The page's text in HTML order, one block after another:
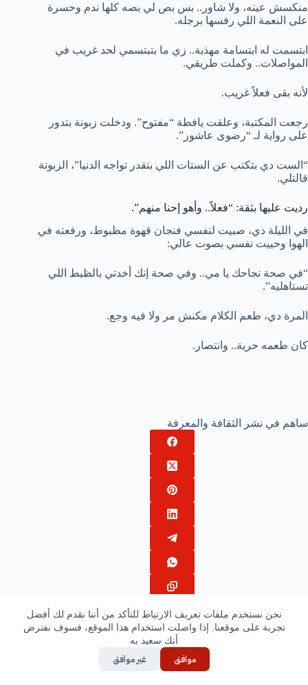
نحن نستخدم ملفات تعريف الارتباط للتأكد من أننا نقدم لك أفضل
تجربة على موقعنا. إذا واصلت استخدام هذا الموقع، فسوف نفترض
أنك سعيد به
موافق غير موافق
منكسش عينه، ولا شاور.. بس بص لي بصه كلها ندم وحسرة
على النعمة اللي رفسها برجله.
ابتسمت له ابتسامة مهذبة.. زي ما بتبتسمي لحد غريب في
المواصلات.. وكملت طريقي.
لأنه بقى فعلاً غريب.
رجعت المكتبة، وعلقت يافطة “مفتوح”. ودخلت زبونة بتدور
على رواية لـ “رضوى عاشور”.
“الست دي بتكتب عن الستات اللي بتقدر تواجه الدنيا”، الزبونة
قالتلي.
رديت عليها بثقة: “فعلاً.. وأهو إحنا منهم”.
في الليلة دي، صبيت لنفسي فنجان قهوة مظبوط، ورفعته في
الهوا وحييت نفسي بصوت عالي:
“في صحة نجاحك يا مي.. وفي صحة إنك أخدتي بالظبط اللي
تستاهليه”.
المرة دي، طعم الكلام مكنش مر ولا فيه وجع.
كان طعمه حرية.. وانتصار.
ساهم في نشر الثقافة والمعرفة